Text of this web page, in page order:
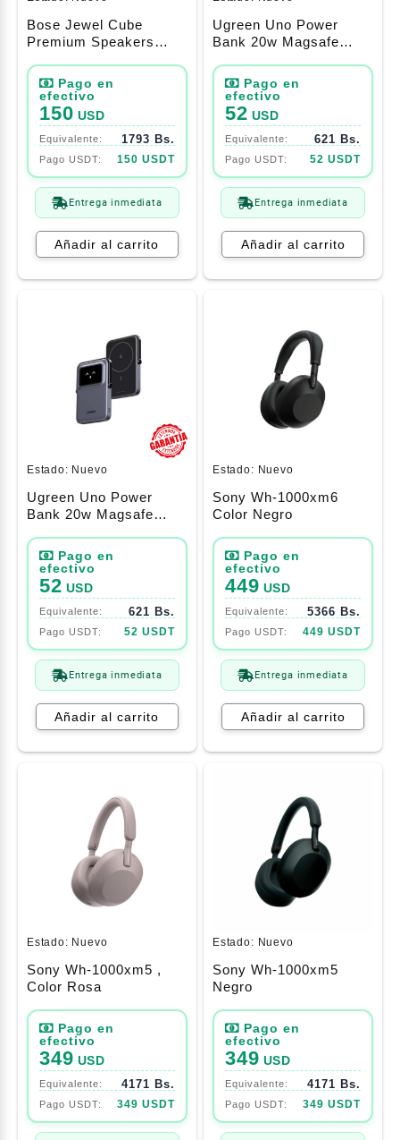
Bose Jewel Cube
Premium Speakers
150 USD
1793 Bs.
150 USDT
Entrega inmediata
Añadir al carrito
Ugreen Uno Power
Bank 20w Magsafe
52 USD
621 Bs.
52 USDT
Entrega inmediata
Añadir al carrito
Estado: Nuevo
Ugreen Uno Power
Bank 20w Magsafe
(35605b)
52 USD
621 Bs.
52 USDT
Entrega inmediata
Añadir al carrito
Estado: Nuevo
Sony Wh-1000xm6
Color Negro
449 USD
5366 Bs.
449 USDT
Entrega inmediata
Añadir al carrito
Estado: Nuevo
Sony Wh-1000xm5 ,
Color Rosa
349 USD
4171 Bs.
349 USDT
Estado: Nuevo
Sony Wh-1000xm5
Negro
349 USD
4171 Bs.
349 USDT